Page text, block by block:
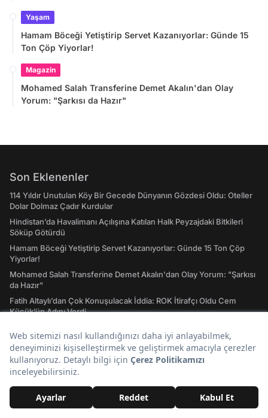
Yaşam
Hamam Böceği Yetiştirip Servet Kazanıyorlar: Günde 15
Ton Çöp Yiyorlar!
Magazin
Mohamed Salah Transferine Demet Akalın'dan Olay
Yorum: "Şarkısı da Hazır"
Son Eklenenler
114 Yıldır Unutulan Köy Bir Gecede Dünyanın Gözdesi Oldu: Oteller
Dolar Dolmaz Çadır Kurdular
Hindistan’da Havalimanı Açılışına Katılan Halk Peyzajdaki Bitkileri
Söküp Götürdü
Hamam Böceği Yetiştirip Servet Kazanıyorlar: Günde 15 Ton Çöp
Yiyorlar!
Mohamed Salah Transferine Demet Akalın'dan Olay Yorum: "Şarkısı
da Hazır"
Fatih Altaylı’dan Çok Konuşulacak İddia: ROK İtirafçı Oldu Cem
Küçük’ün Adını Verdi
Çeken Açıklama
Günün Popüler Başlıkları
Altına Düştü!
Yaptıkları Komik Mesajlaşmalarla İletişimden Maksimum Verim Alan